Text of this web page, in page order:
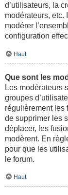
d’utilisateurs, la
modérateurs, etc.
modérer
configuration
Haut
Que sont les
Les modérateurs
groupes
régulièrement les
de supprimer les
déplacer, les
modèrent. En
pour que les
le forum.
Haut